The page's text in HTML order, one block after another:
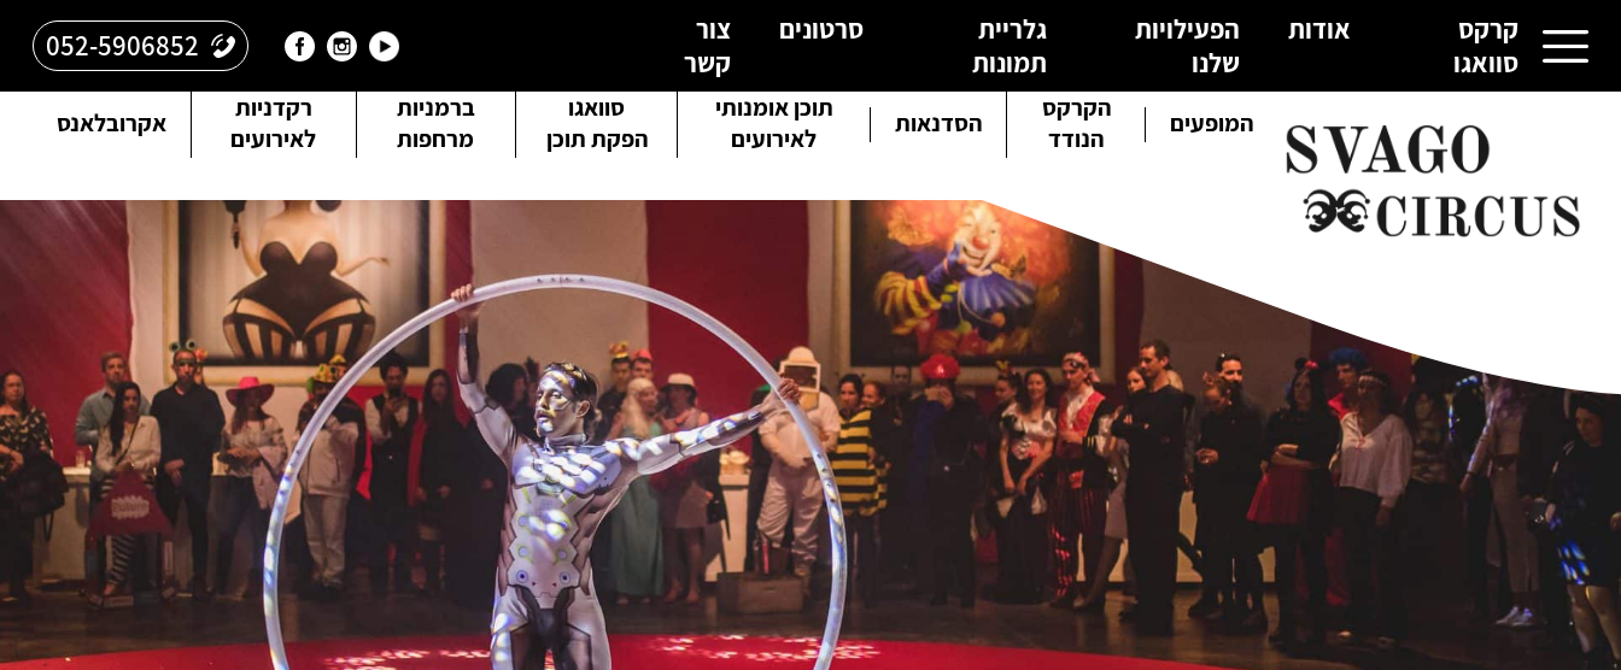
אודות
הפעילויות שלנו
קרקס
סוואגו
אודות
הפעילויות
שלנו
גלריית
תמונות
סרטונים
צור
קשר
052-5906852
המופעים
הקרקס
הנודד
הסדנאות
תוכן אומנותי
לאירועים
סוואגו
הפקת תוכן
ברמניות
מרחפות
רקדניות
לאירועים
אקרובלאנס